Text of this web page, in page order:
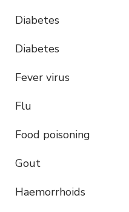
Diabetes
Diabetes
Fever virus
Flu
Food poisoning
Gout
Haemorrhoids